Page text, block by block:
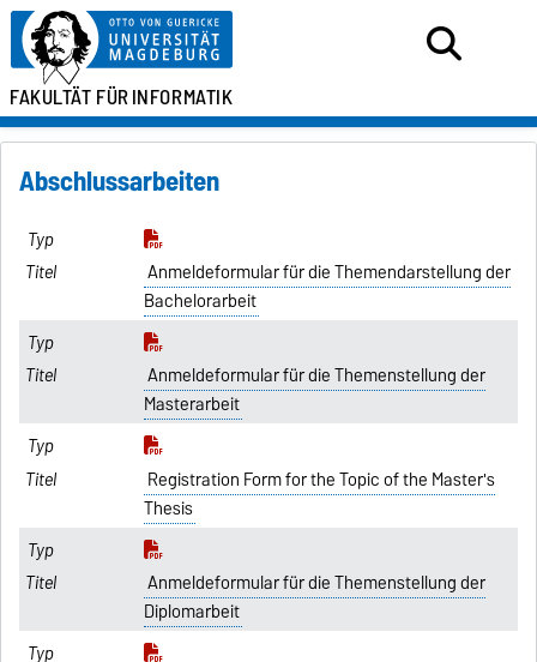
FAKULTÄT FÜRINFORMATIK
Abschlussarbeiten
Anmeldeformular für die Themendarstellung der
Bachelorarbeit
Anmeldeformular für die Themenstellung der
Masterarbeit
Registration Form for the Topic of the Master's
Thesis
Anmeldeformular für die Themenstellung der
Diplomarbeit